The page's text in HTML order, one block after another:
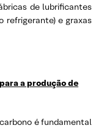
de lubrificantes
refrigerante) e graxas
a produção de
é fundamental